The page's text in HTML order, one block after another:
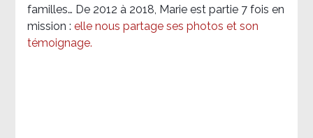
familles… De 2012 à 2018, Marie est partie 7 fois en
mission : elle nous partage ses photos et son
témoignage.